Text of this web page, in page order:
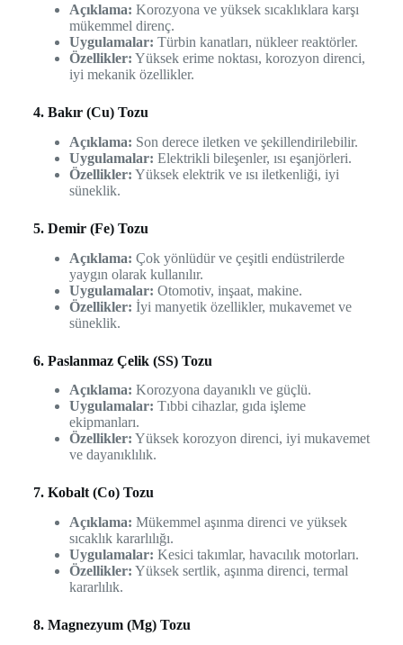
Açıklama: Korozyona ve yüksek sıcaklıklara karşı
mükemmel direnç.
Uygulamalar: Türbin kanatları, nükleer reaktörler.
Özellikler: Yüksek erime noktası, korozyon direnci,
iyi mekanik özellikler.
4. Bakır (Cu) Tozu
Açıklama: Son derece iletken ve şekillendirilebilir.
Uygulamalar: Elektrikli bileşenler, ısı eşanjörleri.
Özellikler: Yüksek elektrik ve ısı iletkenliği, iyi
süneklik.
5. Demir (Fe) Tozu
Açıklama: Çok yönlüdür ve çeşitli endüstrilerde
yaygın olarak kullanılır.
Uygulamalar: Otomotiv, inşaat, makine.
Özellikler: İyi manyetik özellikler, mukavemet ve
süneklik.
6. Paslanmaz Çelik (SS) Tozu
Açıklama: Korozyona dayanıklı ve güçlü.
Uygulamalar: Tıbbi cihazlar, gıda işleme
ekipmanları.
Özellikler: Yüksek korozyon direnci, iyi mukavemet
ve dayanıklılık.
7. Kobalt (Co) Tozu
Açıklama: Mükemmel aşınma direnci ve yüksek
sıcaklık kararlılığı.
Uygulamalar: Kesici takımlar, havacılık motorları.
Özellikler: Yüksek sertlik, aşınma direnci, termal
kararlılık.
8. Magnezyum (Mg) Tozu